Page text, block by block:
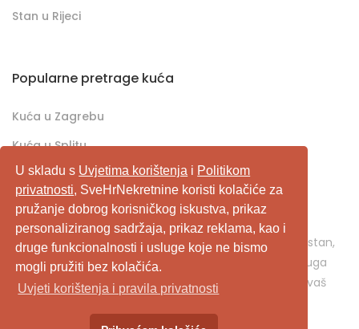
U skladu s Uvjetima korištenja i Politikom
privatnosti, SveHrNekretnine koristi kolačiće za
pružanje dobrog korisničkog iskustva, prikaz
personaliziranog sadržaja, prikaz reklama, kao i
druge funkcionalnosti i usluge koje ne bismo
mogli pružiti bez kolačića.
Uvjeti korištenja i pravila privatnosti
Stan u Rijeci
Popularne pretrage kuća
Kuća u Zagrebu
Kuća u Splitu
Kuća u Rijeci
SveHrNekretnine.com predstavlja sveobuhvatan
pretraživač/oglašivač nekretnina. Ukoliko je u pitanju stan,
kuća, vikendica, zemljište, poslovni prostor, ili neka druga
nekretnina, svehrnekretnine.com je pravo mjesto za vaš